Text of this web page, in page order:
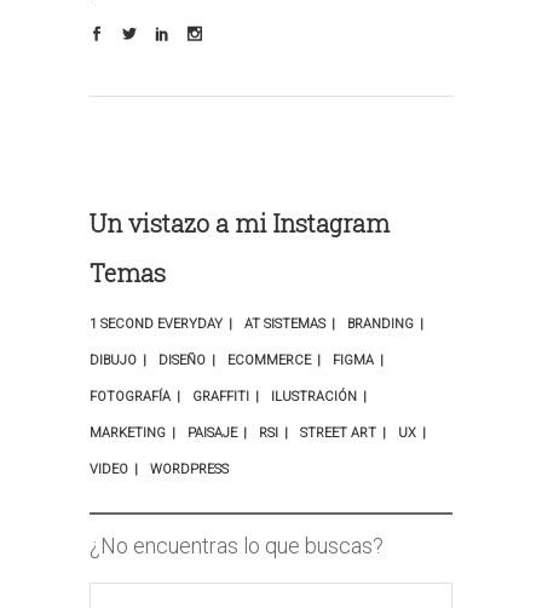
Un vistazo a mi Instagram
Temas
1 SECOND EVERYDAY AT SISTEMAS BRANDING
DIBUJO DISEÑO ECOMMERCE FIGMA
FOTOGRAFÍA GRAFFITI ILUSTRACIÓN
MARKETING PAISAJE RSI STREET ART UX
VIDEO WORDPRESS
¿No encuentras lo que buscas?